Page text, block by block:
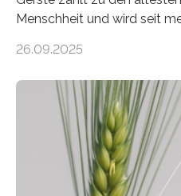
Menschheit und wird seit
einzigen Ort domestiziert
Instituts für Pflanzengenetik
Kulturpflanzenforschung
Gerste aus verschiedenen
sogenannten Fruchtbaren
ist. Sie besitzt also eine Art
Ergebnisse der Studie
26.09.2025